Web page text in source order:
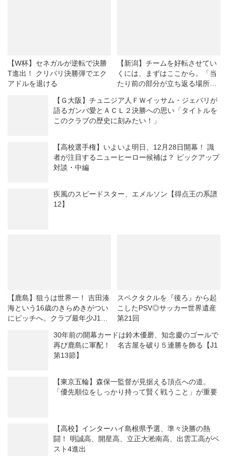
【W杯】セネガルが逆転で決勝
T進出！ クリバリ決勝弾でエク
アドルを退ける
【新潟】チームを好転させてい
くには、まずはここから。「当
たり前の部分が立ち返る場所」
まっとうだ
【Ｇ大阪】チュニジア人ＦＷイッサム・ジェバリが
語るガンバ愛とＡＣＬ２決勝への思い「タイトルを
このクラブの歴史に刻みたい！」
【高校選手権】いよいよ明日、12月28日開幕！ 識
者が注目するニューヒーロー候補は？ ピックアップ
対談・中編
疾風のスピードスター、エメルソン【得点王の系譜
12】
【鹿島】狙うは世界一！ 吉田湊
海という16歳のきらめきがつい
にピッチへ。クラブ最年少J1デ
スペクタクルを『後ろ』から起
こしたPSV◎サッカー世界遺産
第21回
30年前の開幕カードは鈴木優磨、知念慶のゴールで
再び鹿島に軍配！ 名古屋を破り５連勝を飾る【J1
第13節】
【東京五輪】森保一監督が見据える頂点への道。
「優先順位をしっかり持って賢く戦うこと」が重要
【高校】インターハイ島根県予選、準々決勝の熱
闘！ 明誠高、開星高、立正大淞南高、出雲工高がベ
スト4進出